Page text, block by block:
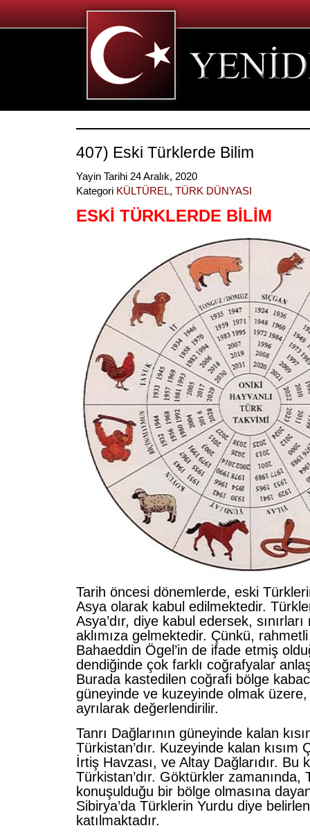
407) Eski Türklerde Bilim
Yayin Tarihi 24 Aralık, 2020
Kategori KÜLTÜREL, TÜRK DÜNYASI
ESKİ TÜRKLERDE BİLİM
Tarih öncesi dönemlerde, eski
Asya olarak kabul edilmektedir.
Asya’dır, diye kabul edersek,
aklımıza gelmektedir. Çünkü,
Bahaeddin Ögel’in de ifade etmiş
dendiğinde çok farklı coğrafyalar
Burada kastedilen coğrafi bölge
güneyinde ve kuzeyinde olmak
ayrılarak değerlendirilir.
Tanrı Dağlarının güneyinde kalan
Türkistan’dır. Kuzeyinde kalan kısım
İrtiş Havzası, ve Altay Dağlarıdır. Bu
Türkistan’dır. Göktürkler zamanında,
konuşulduğu bir bölge olmasına
Sibirya’da Türklerin Yurdu diye
katılmaktadır.